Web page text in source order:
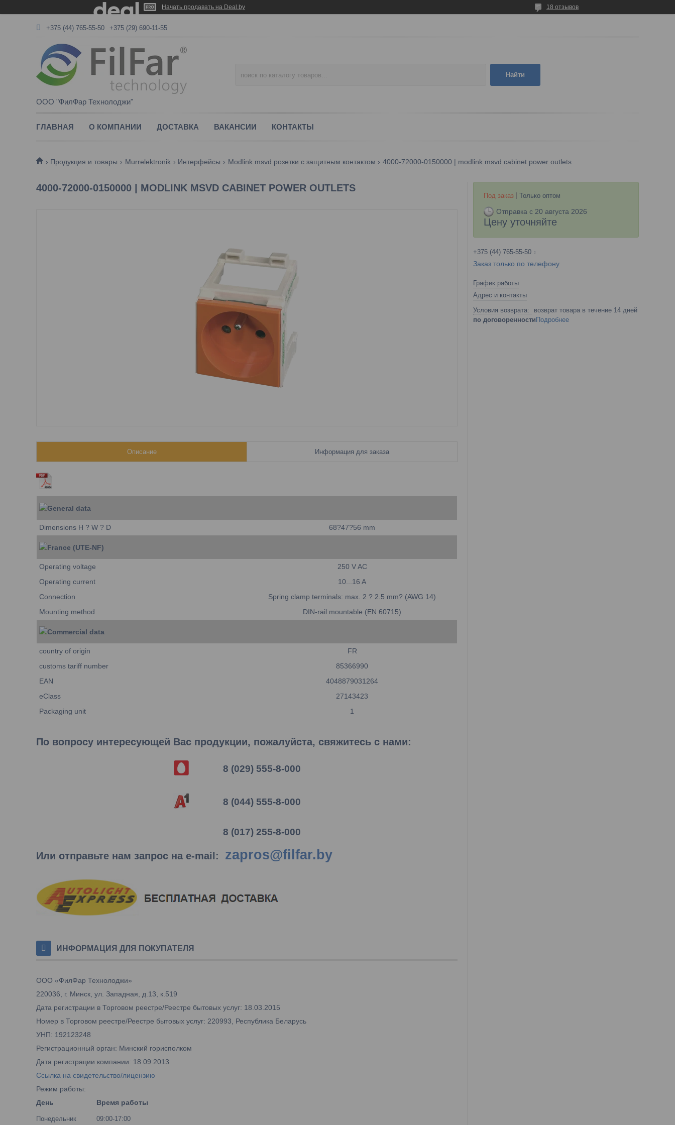
Начать продавать на Deal.by 18 отзывов
+375 (44) 765-55-50 +375 (29) 690-11-55
ООО "ФилФар Технолоджи"
Найти
ГЛАВНАЯ О КОМПАНИИ ДОСТАВКА ВАКАНСИИ КОНТАКТЫ
Продукция и товары Murrelektronik Интерфейсы Modlink msvd розетки с защитным контактом 4000-72000-0150000 | modlink msvd cabinet power outlets
4000-72000-0150000 | MODLINK MSVD CABINET POWER OUTLETS
Описание Информация для заказа
General data
Dimensions H ? W ? D 68?47?56 mm
France (UTE-NF)
Operating voltage
250 V AC
Operating current
10...16 A
Connection
Spring clamp terminals: max. 2 ? 2.5 mm? (AWG 14)
Mounting method
DIN-rail mountable (EN 60715)
Commercial data
country of origin
FR
customs tariff number
85366990
EAN
4048879031264
eClass
27143423
Packaging unit
1
По вопросу интересующей Вас продукции, пожалуйста, свяжитесь с нами:
8 (029) 555-8-000
8 (044) 555-8-000
8 (017) 255-8-000
Или отправьте нам запрос на e-mail: zapros@filfar.by
ИНФОРМАЦИЯ ДЛЯ ПОКУПАТЕЛЯ
ООО «ФилФар Технолоджи»
220036, г. Минск, ул. Западная, д.13, к.519
Дата регистрации в Торговом реестре/Реестре бытовых услуг: 18.03.2015
Номер в Торговом реестре/Реестре бытовых услуг: 220993, Республика Беларусь
УНП: 192123248
Регистрационный орган: Минский горисполком
Дата регистрации компании: 18.09.2013
Ссылка на свидетельство/лицензию
Режим работы:
День
Время работы
Понедельник
09:00-17:00
Под заказ Только оптом
Отправка с 20 августа 2026
Цену уточняйте
+375 (44) 765-55-50
Заказ только по телефону
График работы
Адрес и контакты
возврат товара в течение 14 дней
по договоренности Подробнее